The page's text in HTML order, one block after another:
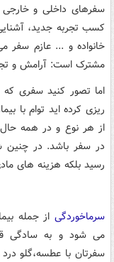
سفرهای داخلی و
کسب تجربه جدید،
خانواده و ... عازم
مشترک است: آرامش و
اما تصور کنید سفری که
ریزی کرده اید توام با
از هر نوع و در همه
در سفر باشد. در چنین
رسید بلکه هزینه های
سرماخوردگی از جمله
می شود و به سادگی
سفرتان با عطسه،گلو